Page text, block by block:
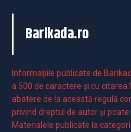
Barikada.ro
Informaţiile publicate de
a 500 de caractere şi cu citarea
abatere de la această regulă
privind dreptul de autor și
Materialele publicate la